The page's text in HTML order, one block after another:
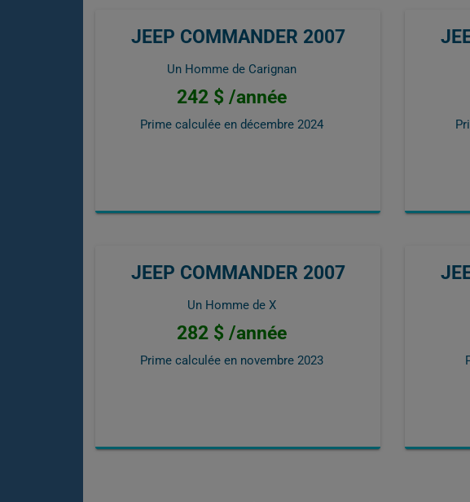
JEEP COMMANDER 2007
Un Homme de Carignan
242 $ /année
Prime calculée en décembre 2024
JEEP COMMANDER 2007
Un Homme de X
282 $ /année
Prime calculée en novembre 2023